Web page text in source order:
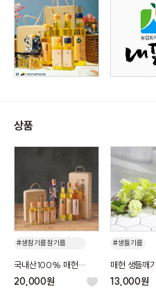
상품
#생참기름 참기름
냉압착
국내산100% 매헌
생참깨기름, 저온압착
참기름
20,000원
#생들기름
#오메가3
매헌 생들깨
13,000원